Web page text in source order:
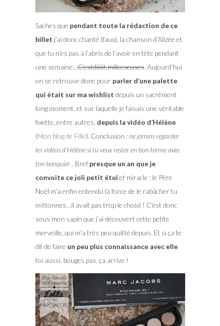
Saches que pendant toute la rédaction de ce
billet j’ai donc chanté (faux), la chanson d’Alizée et
que tu n’es pas à l’abris de l’avoir en tête pendant
une semaine…C’estdiiiiit,milleexcuses. Aujourd’hui
on se retrouve donc pour parler d’une palette
qui était sur ma wishlist depuis un sacrément
long moment, et sur laquelle je faisais une véritable
fixette, entre autres, depuis la vidéo d’Hélène
(Mon blog de Fille). Conclusion :ne jamais regarder
les vidéos d’Hélène si tu veux rester en bon terme avec
ton banquier…Bref presque un an que je
convoite ce joli petit étui et miracle : le Père
Noël m’a enfin entendu (à force de le rabâcher tu
m’étonnes…il avait pas trop le choix) ! C’est donc
sous mon sapin que j’ai découvert cette petite
merveille, qui m’a très peu quitté depuis. Et si ça te
dit de faire un peu plus connaissance avec elle
toi aussi, bouges pas, ça arrive !